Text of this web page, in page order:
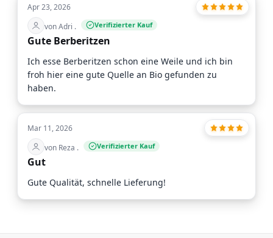
Apr 23, 2026
von Adri .
Verifizierter Kauf
Gute Berberitzen
Ich esse Berberitzen schon eine Weile und ich bin
froh hier eine gute Quelle an Bio gefunden zu
haben.
Mar 11, 2026
von Reza .
Verifizierter Kauf
Gut
Gute Qualität, schnelle Lieferung!